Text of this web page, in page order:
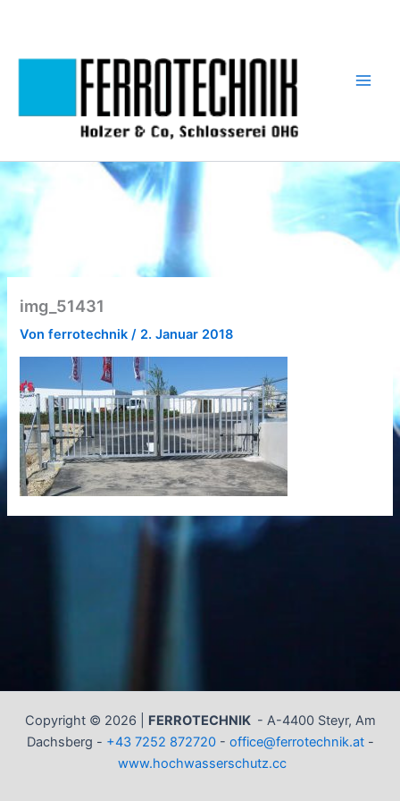
img_51431
Vonferrotechnik / 2. Januar 2018
Copyright © 2026 | FERROTECHNIK - A-4400 Steyr, Am
Dachsberg - +43 7252 872720- office@ferrotechnik.at-
www.hochwasserschutz.cc